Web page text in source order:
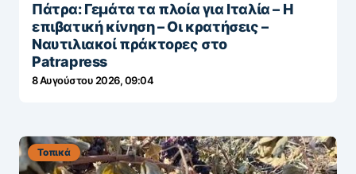
Πάτρα: Γεμάτα τα πλοία για Ιταλία – Η
επιβατική κίνηση – Οι κρατήσεις –
Ναυτιλιακοί πράκτορες στο
Patrapress
8 Αυγούστου 2026, 09:04
Τοπικά